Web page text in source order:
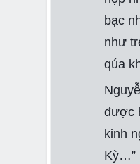
bạc
như
qúa
được
kinh
Kỳ…”